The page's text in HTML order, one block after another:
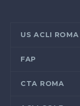
US ACLI ROMA
FAP
CTA ROMA